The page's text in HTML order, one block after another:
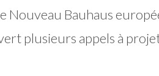
Bauhaus
plusieurs appels à